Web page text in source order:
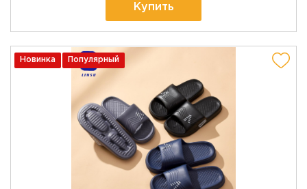
Купить
Новинка Популярный